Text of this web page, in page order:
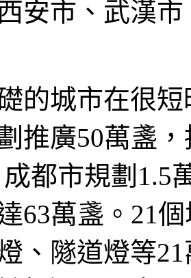
安市、武漢
的城市在很
推廣50萬盞
都市規劃1.5
63萬盞。21
、隧道燈等